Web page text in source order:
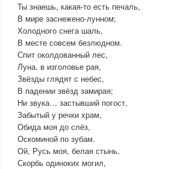
Ты знаешь, какая-то есть печаль,
В мире заснежено-лунном;
Холодного снега шаль,
В месте совсем безлюдном.
Спит околдованный лес,
Луна, в изголовье рая,
Звёзды глядят с небес,
В падении звёзд замирая;
Ни звука… застывший погост,
Забытый у речки храм,
Обида моя до слёз,
Оскоминой по зубам.
Ой, Русь моя, белая стынь,
Скорбь одиноких могил,